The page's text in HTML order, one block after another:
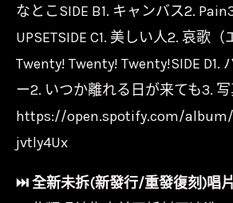
なとこSIDE B1. キャンバス2.
UPSETSIDE C1. 美しい人2. 哀歌
Twenty! Twenty! Twenty!SIDE D1.
ー2. いつか離れる日が来ても3.
https://open.spotify.com/album/
jvtly4Ux
⏭︎ 全新未拆(新發行/重發復刻)唱